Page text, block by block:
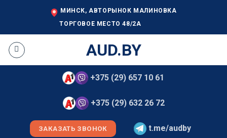
МИНСК, АВТОРЫНОК МАЛИНОВКА
ТОРГОВОЕ МЕСТО 48/2А
AUD.BY
+375 (29) 657 10 61
+375 (29) 632 26 72
ЗАКАЗАТЬ ЗВОНОК t.me/audby